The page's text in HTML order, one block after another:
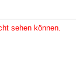
sehen können.